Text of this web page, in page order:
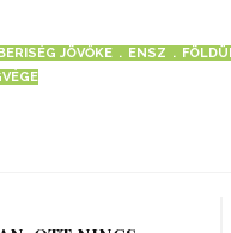
JÖVŐKE ENSZ